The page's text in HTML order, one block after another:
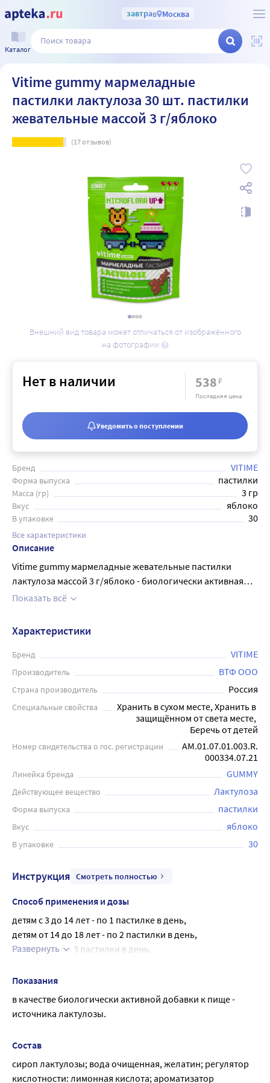
завтрав Москва
Каталог
Vitime gummy мармеладные
пастилки лактулоза 30 шт. пастилки
жевательные массой 3 г/яблоко
(17отзывов)
Внешний вид товара может отличаться от изображённого
на фотографии
Бренд VITIME
Форма выпуска пастилки
Масса (гр) 3 гр
Вкус яблоко
В упаковке 30
Все характеристики
Описание
Vitime gummy мармеладные жевательные пастилки
лактулоза массой 3 г/яблоко - биологически активная
добавка к пище, пребиотик для восстановления
мармеладных пастилок. Одна пастилка содержит не
менее 1,5г лактулозы . Лактулоза является безопасным
пребиотиком, который помогает при запорах и
нормализует полезную микрофлору кишечника. Прием
запором, для роста собственных полезных бактерий в
кишечнике, для нормализации естественного режима
вкусом яблока. Детям c 3 до 14 лет - по 1 пастилке в день,
детям от 14 до 18 лет - по 2 пастилки в день, взрослым -
по 3 пастилки в день. Пастилки следует разжевать, затем
проконсультироваться с врачом / с врачом-педиатром.
Показать всё
Нет в наличии 538₽
Последняя цена
Уведомить о поступлении
Характеристики
Бренд VITIME
Производитель ВТФ ООО
Страна производитель Россия
Специальные свойства
Хранить в сухом месте, Хранить в
защищённом от света месте,
Беречь от детей
Номер свидетельства о гос. регистрации
АМ.01.07.01.003.R.
000334.07.21
Линейка бренда GUMMY
Действующее вещество Лактулоза
Форма выпуска пастилки
Вкус яблоко
В упаковке 30
Инструкция Смотреть полностью
Способ применения и дозы
детям c 3 до 14 лет - по 1 пастилке в день,
детям от 14 до 18 лет - по 2 пастилки в день,
взрослым - по 3 пастилки в день.
Продолжительность приема - 1-2 месяца.
При необходимости прием можно повторить.
Развернуть
Показания
в качестве биологически активной добавки к пище -
источника лактулозы.
Состав
сироп лактулозы; вода очищенная, желатин; регулятор
кислотности: лимонная кислота; ароматизатор